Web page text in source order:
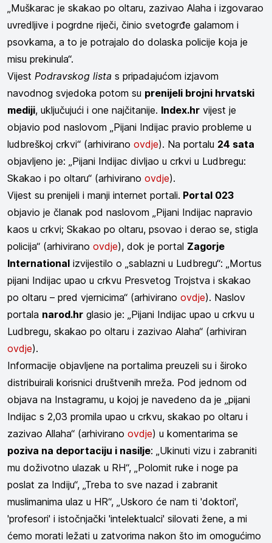
„Muškarac je skakao po oltaru, zazivao Alaha i izgovarao
uvredljive i pogrdne riječi, činio svetogrđe galamom i
psovkama, a to je potrajalo do dolaska policije koja je
misu prekinula“.
Vijest Podravskog lista s pripadajućom izjavom
navodnog svjedoka potom su prenijeli brojni hrvatski
mediji, uključujući i one najčitanije. Index.hr vijest je
objavio pod naslovom „Pijani Indijac pravio probleme u
ludbreškoj crkvi“ (arhivirano ovdje). Na portalu 24 sata
objavljeno je: „Pijani Indijac divljao u crkvi u Ludbregu:
Skakao i po oltaru“ (arhivirano ovdje).
Vijest su prenijeli i manji internet portali. Portal 023
objavio je članak pod naslovom „Pijani Indijac napravio
kaos u crkvi; Skakao po oltaru, psovao i derao se, stigla
policija“ (arhivirano ovdje), dok je portal Zagorje
International izvijestilo o „sablazni u Ludbregu“: „Mortus
pijani Indijac upao u crkvu Presvetog Trojstva i skakao
po oltaru – pred vjernicima“ (arhivirano ovdje). Naslov
portala narod.hr glasio je: „Pijani Indijac upao u crkvu u
Ludbregu, skakao po oltaru i zazivao Alaha“ (arhiviran
ovdje).
Informacije objavljene na portalima preuzeli su i široko
distribuirali korisnici društvenih mreža. Pod jednom od
objava na Instagramu, u kojoj je navedeno da je „pijani
Indijac s 2,03 promila upao u crkvu, skakao po oltaru i
zazivao Allaha“ (arhivirano ovdje) u komentarima se
poziva na deportaciju i nasilje: „Ukinuti vizu i zabraniti
mu doživotno ulazak u RH“, „Polomit ruke i noge pa
poslat za Indiju“, „Treba to sve nazad i zabranit
muslimanima ulaz u HR“, „Uskoro će nam ti 'doktori',
'profesori' i istočnjački 'intelektualci' silovati žene, a mi
ćemo morati ležati u zatvorima nakon što im omogućimo